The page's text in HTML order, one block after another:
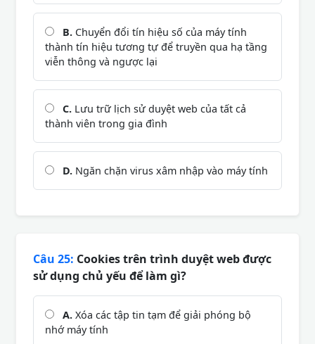
B. Chuyển đổi tín hiệu số của máy tính
thành tín hiệu tương tự để truyền qua hạ tầng
viễn thông và ngược lại
C. Lưu trữ lịch sử duyệt web của tất cả
thành viên trong gia đình
D. Ngăn chặn virus xâm nhập vào máy tính
Câu 25: Cookies trên trình duyệt web được
sử dụng chủ yếu để làm gì?
A. Xóa các tập tin tạm để giải phóng bộ
nhớ máy tính